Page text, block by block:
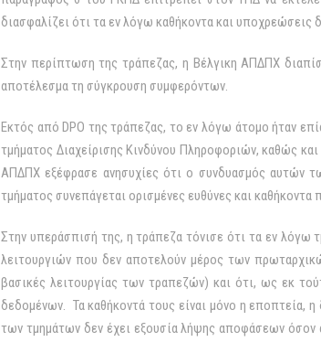
διασφαλίζει ότι τα εν λόγω καθήκοντα και
Στην περίπτωση της τράπεζας, η Βέλγικη ΑΠΔΠΧ
αποτέλεσμα τη σύγκρουση συμφερόντων.
Εκτός από DPO της τράπεζας, το εν λόγω άτομο ήταν
τμήματος Διαχείρισης Κινδύνου Πληροφοριών, καθώς
ΑΠΔΠΧ εξέφρασε ανησυχίες ότι ο συνδυασμός αυτών
τμήματος συνεπάγεται ορισμένες ευθύνες και καθήκοντα
Στην υπεράσπισή της, η τράπεζα τόνισε ότι τα εν λόγω
λειτουργιών που δεν αποτελούν μέρος των
βασικές λειτουργίας των τραπεζών) και ότι, ως εκ
δεδομένων. Τα καθήκοντά τους είναι μόνο η εποπτεία,
των τμημάτων δεν έχει εξουσία λήψης αποφάσεων